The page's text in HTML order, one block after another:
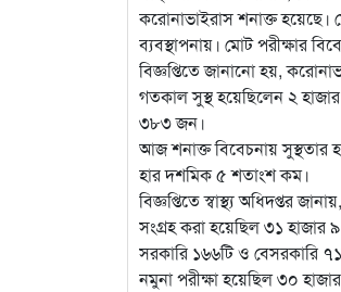
করোনাভাইরাস শনাক্ত হয়েছে।
ব্যবস্থাপনায়। মোট পরীক্ষার
বিজ্ঞপ্তিতে জানানো হয়,
গতকাল সুস্থ হয়েছিলেন ২
৩৮৩ জন।
আজ শনাক্ত বিবেচনায়
হার দশমিক ৫ শতাংশ কম।
বিজ্ঞপ্তিতে স্বাস্থ্য অধিদপ্তর
সংগ্রহ করা হয়েছিল ৩১
সরকারি ১৬৬টি ও বেসরকারি
নমুনা পরীক্ষা হয়েছিল ৩০